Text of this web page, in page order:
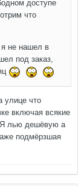
доступе
что
я не нашел в
под заказ,
улице что
включая всякие
Я лью дешёвую а
подмёрзшая